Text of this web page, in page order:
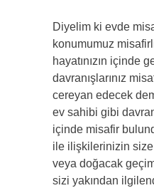
Diyelim ki evde
konumumuz
hayatınızın içinde
davranışlarınız
cereyan edecek
ev sahibi gibi
içinde misafir
ile ilişkilerinizin
veya doğacak
sizi yakından